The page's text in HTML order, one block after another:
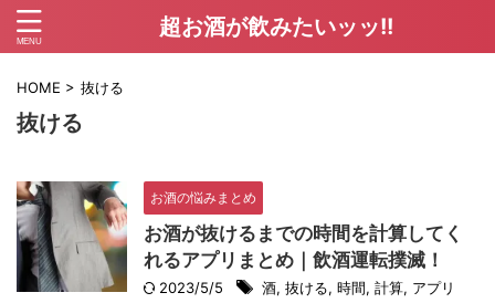
超お酒が飲みたいッッ!!
HOME > 抜ける
抜ける
お酒の悩みまとめ
お酒が抜けるまでの時間を計算してく
れるアプリまとめ｜飲酒運転撲滅！
2023/5/5 酒, 抜ける, 時間, 計算, アプリ